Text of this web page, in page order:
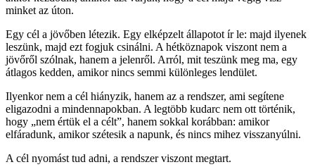
minket az úton.
Egy cél a jövőben létezik. Egy elképzelt állapotot ír le: majd ilyenek
leszünk, majd ezt fogjuk csinálni. A hétköznapok viszont nem a
jövőről szólnak, hanem a jelenről. Arról, mit teszünk meg ma, egy
átlagos kedden, amikor nincs semmi különleges lendület.
Ilyenkor nem a cél hiányzik, hanem az a rendszer, ami segítene
eligazodni a mindennapokban. A legtöbb kudarc nem ott történik,
hogy „nem értük el a célt”, hanem sokkal korábban: amikor
elfáradunk, amikor szétesik a napunk, és nincs mihez visszanyúlni.
A cél nyomást tud adni, a rendszer viszont megtart.